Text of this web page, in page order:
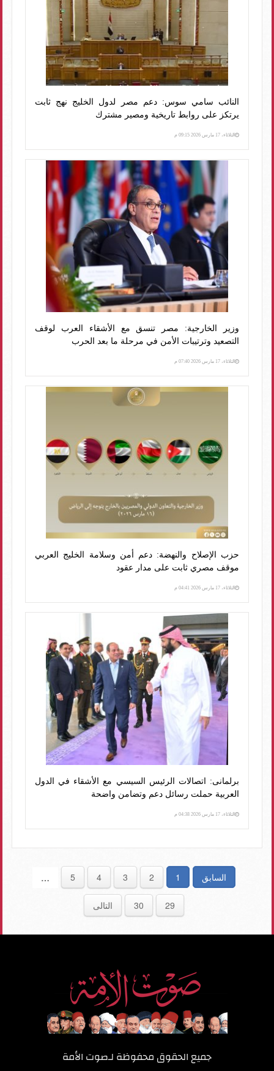
النائب سامي سوس: دعم مصر لدول الخليج نهج ثابت
يرتكز على روابط تاريخية ومصير مشترك
الثلاثاء، 17 مارس 2026 09:15 م
وزير الخارجية: مصر تنسق مع الأشقاء العرب لوقف
التصعيد وترتيبات الأمن في مرحلة ما بعد الحرب
الثلاثاء، 17 مارس 2026 07:40 م
حزب الإصلاح والنهضة: دعم أمن وسلامة الخليج العربي
موقف مصري ثابت على مدار عقود
الثلاثاء، 17 مارس 2026 04:41 م
برلمانى: اتصالات الرئيس السيسي مع الأشقاء في الدول
العربية حملت رسائل دعم وتضامن واضحة
الثلاثاء، 17 مارس 2026 04:38 م
السابق 1
2
3
4
5
…
29
30 التالى
جميع الحقوق محفوظة لـصوت الأمة